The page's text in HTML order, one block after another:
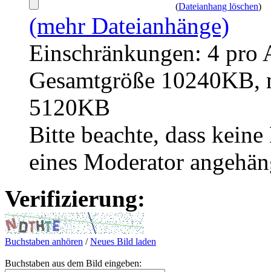
(Dateianhang löschen)
(mehr Dateianhänge)
Einschränkungen: 4 pro
Gesamtgröße
5120KB
Bitte beachte, dass
eines Moderator
Verifizierung:
Buchstaben anhören /Neues Bild laden
Buchstaben aus dem Bild eingeben: